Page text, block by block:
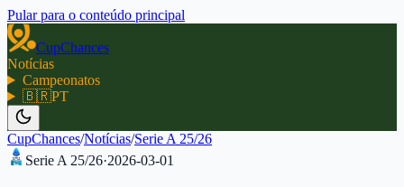
Pular para o conteúdo principal
CupChances
Notícias
Campeonatos
🇧🇷PT
CupChances/Notícias/Serie A 25/26
Serie A 25/26·2026-03-01